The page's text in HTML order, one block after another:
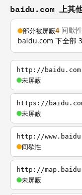
baidu.com 上其
部分被屏蔽4 间歇
baidu.com 下全部
http://baidu.com
未屏蔽
https://
未屏蔽
http://
间歇性
http://
未屏蔽